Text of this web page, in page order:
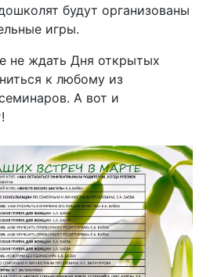
будут организованы
игры.
не ждать Дня открытых
к любому из
А вот и